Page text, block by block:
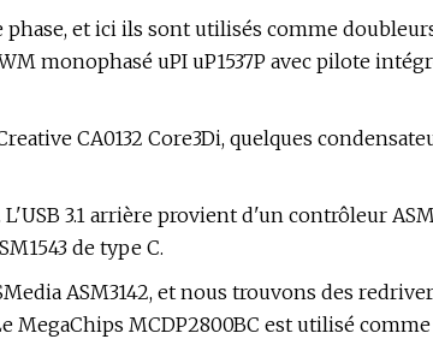
et ici ils sont utilisés comme
monophasé uPI uP1537P avec pilote
CA0132 Core3Di, quelques
3.1 arrière provient d'un contrôleur
de type C.
ASM3142, et nous trouvons des
MCDP2800BC est utilisé comme